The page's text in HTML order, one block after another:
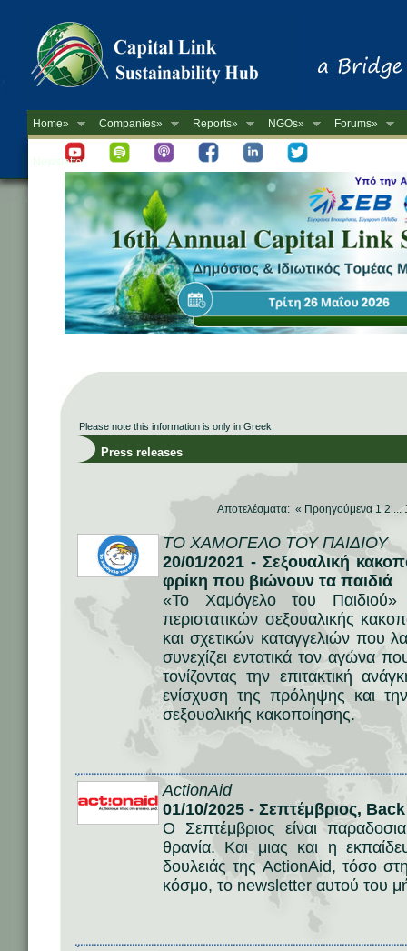
Home» Companies» Reports» NGOs» Forums»
Newsletter
Please note this information is only in Greek.
Press releases
Αποτελέσματα: « Προηγούμενα 1 2 ...
ΤΟ ΧΑΜΟΓΕΛΟ ΤΟΥ ΠΑΙΔΙΟΥ
20/01/2021 - Σεξουαλική
φρίκη που βιώνουν τα παιδιά
«Το Χαμόγελο του
περιστατικών σεξουαλικής
και σχετικών καταγγελιών που
συνεχίζει εντατικά τον αγώνα
τονίζοντας την επιτακτική
ενίσχυση της πρόληψης και
σεξουαλικής κακοποίησης.
ActionAid
01/10/2025 - Σεπτέμβριος,
Ο Σεπτέμβριος είναι
θρανία. Και μιας και η
δουλειάς της ActionAid, τόσο
κόσμο, το newsletter αυτού του